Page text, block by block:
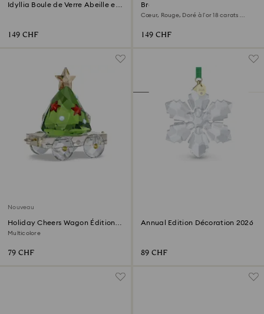
Idyllia Boule de Verre Abeille et
149 CHF
Bracelet-jonc Chroma
Cœur, Rouge, Doré à l’or 18 carats
149 CHF
Nouveau
Holiday Cheers Wagon Édition
Annuelle 2026
Multicolore
79 CHF
Annual Edition Décoration 2026
89 CHF